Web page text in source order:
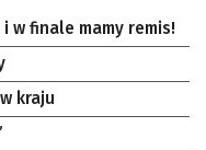
w finale mamy remis!
kraju